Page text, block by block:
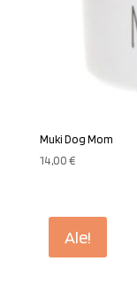
Muki Dog Mom
14,00€
Ale!